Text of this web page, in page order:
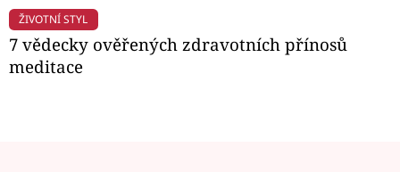
ŽIVOTNÍ STYL
7 vědecky ověřených zdravotních přínosů
meditace